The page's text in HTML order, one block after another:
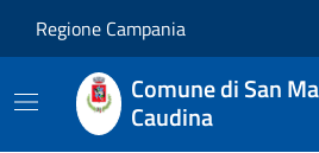
Regione Campania
Comune di San
Caudina